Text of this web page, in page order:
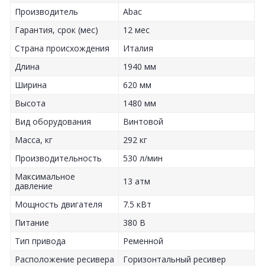
Производитель
Abac
Гарантия, срок (мес)
12 мес
Страна происхождения
Италия
Длина
1940 мм
Ширина
620 мм
Высота
1480 мм
Вид оборудования
Винтовой
Масса, кг
292 кг
Производительность
530 л/мин
Максимальное
давление
13 атм
Мощность двигателя
7.5 кВт
Питание
380 В
Тип привода
Ременной
Расположение ресивера
Горизонтальный ресивер